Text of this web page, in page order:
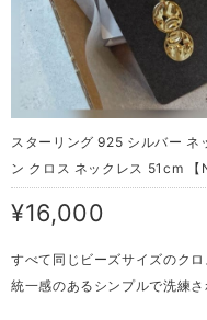
スターリング 925 シルバー ネ
ン クロス ネックレス 51cm 【
¥16,000
すべて同じビーズサイズのクロ
統一感のあるシンプルで洗練さ